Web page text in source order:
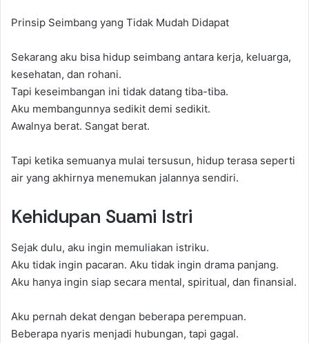
Prinsip Seimbang yang Tidak Mudah Didapat
Sekarang aku bisa hidup seimbang antara kerja, keluarga,
kesehatan, dan rohani.
Tapi keseimbangan ini tidak datang tiba-tiba.
Aku membangunnya sedikit demi sedikit.
Awalnya berat. Sangat berat.
Tapi ketika semuanya mulai tersusun, hidup terasa seperti
air yang akhirnya menemukan jalannya sendiri.
Kehidupan Suami Istri
Sejak dulu, aku ingin memuliakan istriku.
Aku tidak ingin pacaran. Aku tidak ingin drama panjang.
Aku hanya ingin siap secara mental, spiritual, dan finansial.
Aku pernah dekat dengan beberapa perempuan.
Beberapa nyaris menjadi hubungan, tapi gagal.